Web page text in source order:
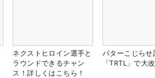
ネクストヒロイン選手と
ラウンドできるチャン
ス！詳しくはこちら！
パターこじらせ
「TRTL」で大